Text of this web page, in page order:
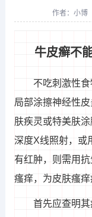
作者： 小博
牛皮癣不
不吃刺激性
局部涂擦神经性
肤疾灵或特美肤
深度X线照射，或
有红肿，则需用
瘙痒，为皮肤瘙痒
首先应查明其